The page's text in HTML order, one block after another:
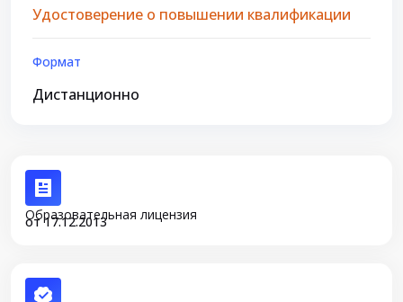
Удостоверение о повышении квалификации
Формат
Дистанционно
Образовательная лицензия
от 17.12.2013